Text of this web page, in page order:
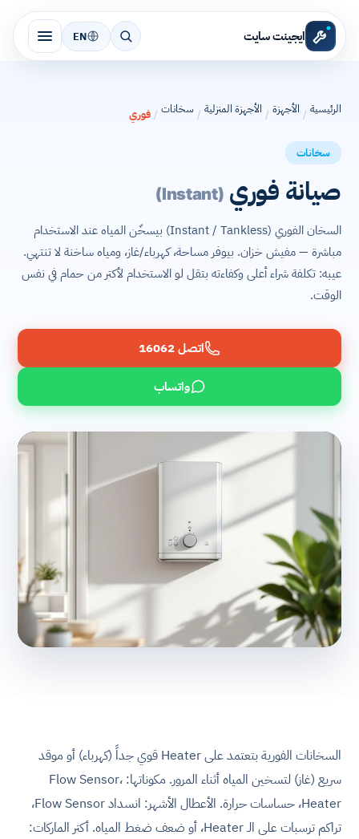
ايجينت سايت EN
الرئيسية / الأجهزة / الأجهزة المنزلية / سخانات / فوري
سخانات
صيانة فوري (Instant)
السخان الفوري (Instant / Tankless) بيسخّن المياه عند الاستخدام
مباشرة — مفيش خزان. بيوفر مساحة، كهرباء/غاز، ومياه ساخنة لا تنتهي.
عيبه: تكلفة شراء أعلى وكفاءته بتقل لو الاستخدام لأكتر من حمام في نفس
الوقت.
اتصل 16062
واتساب
السخانات الفورية بتعتمد على Heater قوي جداً (كهرباء) أو موقد
سريع (غاز) لتسخين المياه أثناء المرور. مكوناتها: Flow Sensor،
Heater، حساسات حرارة. الأعطال الأشهر: انسداد Flow Sensor،
تراكم ترسبات على الـ Heater، أو ضعف ضغط المياه. أكتر الماركات: